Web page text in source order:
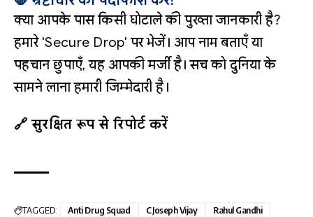
क्या आपके पास किसी घोटाले की पुख्ता जानकारी है?
हमारे 'Secure Drop' पर भेजें। आप नाम बताएँ या
पहचान छुपाएँ, यह आपकी मर्जी है। सच को दुनिया के
सामने लाना हमारी जिम्मेदारी है।
🔗 सुरक्षित रूप से रिपोर्ट करें
TAGGED: Anti Drug Squad C Joseph Vijay
Rahul Gandhi